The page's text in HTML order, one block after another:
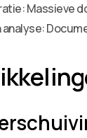
Massieve